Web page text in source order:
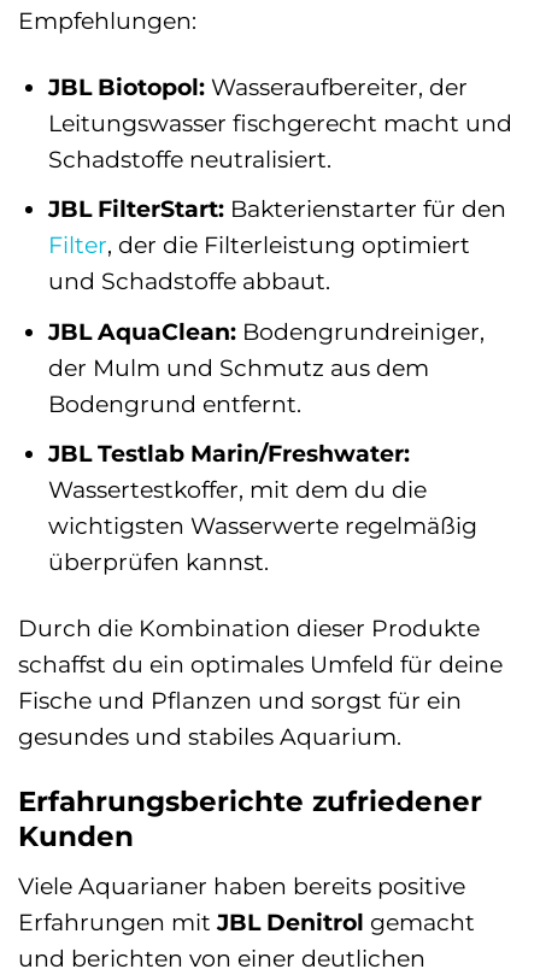
Empfehlungen:
JBL Biotopol:Wasseraufbereiter, der
Leitungswasser fischgerecht macht und
Schadstoffe neutralisiert.
JBL FilterStart:Bakterienstarter für den
Filter, der die Filterleistung optimiert
und Schadstoffe abbaut.
JBL AquaClean:Bodengrundreiniger,
der Mulm und Schmutz aus dem
Bodengrund entfernt.
JBL Testlab Marin/Freshwater:
Wassertestkoffer, mit dem du die
wichtigsten Wasserwerte regelmäßig
überprüfen kannst.
Durch die Kombination dieser Produkte
schaffst du ein optimales Umfeld für deine
Fische und Pflanzen und sorgst für ein
gesundes und stabiles Aquarium.
Erfahrungsberichte zufriedener
Kunden
Viele Aquarianer haben bereits positive
Erfahrungen mitJBL Denitrol gemacht
und berichten von einer deutlichen